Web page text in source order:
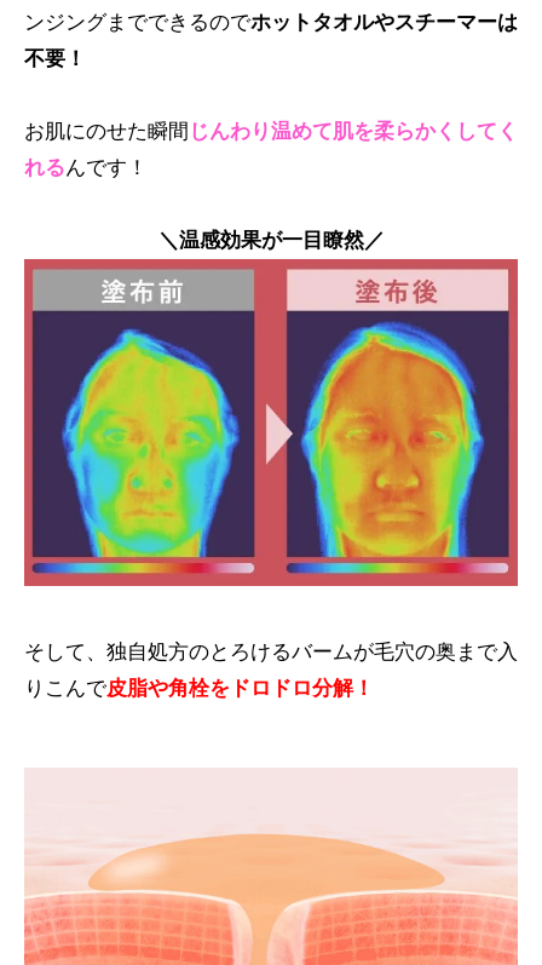
ンジングまでできるのでホットタオルやスチーマーは
不要！
お肌にのせた瞬間 じんわり温めて肌を柔らかくしてく
れるんです！
＼温感効果が一目瞭然／
そして、独自処方のとろけるバームが毛穴の奥まで入
りこんで皮脂や角栓をドロドロ分解！